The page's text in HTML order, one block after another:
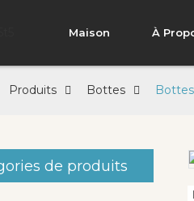
Maison À
Produits Bottes
de produits
Loading...
Loading...